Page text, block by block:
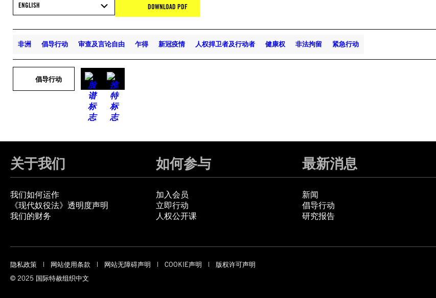
ENGLISH DOWNLOAD PDF
非洲 倡导行动 审查及言论自由 乍得 新冠疫情 人权捍卫者及行动者 健康权 非法拘留 紧急行动
倡导行动
关于我们
我们如何运作
《现代奴役法》透明度声明
我们的财务
如何参与
加入会员
立即行动
人权公开课
最新消息
新闻
倡导行动
研究报告
隐私政策 网站使用条款 网站无障碍声明 COOKIE声明
版权许可声明
© 2025 国际特赦组织中文